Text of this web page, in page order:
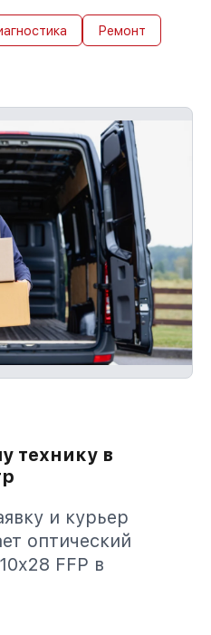
Ремонт
технику в
и курьер
оптический
FFP в